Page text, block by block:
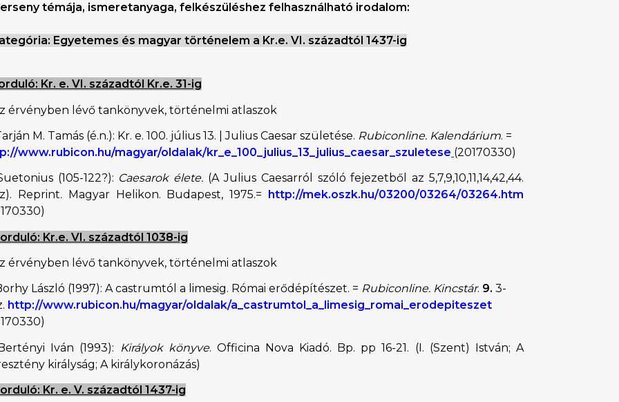
03. 2026. július 03.
témája, ismeretanyaga, felkészüléshez felhasználható irodalom:
Egyetemes és magyar történelem a Kr.e. VI. századtól 1437-ig
Kr. e. VI. századtól Kr.e. 31-ig
érvényben lévő tankönyvek, történelmi atlaszok
M. Tamás (é.n.): Kr. e. 100. július 13. | Julius Caesar születése. Rubiconline. Kalendárium. =
www.rubicon.hu/magyar/oldalak/kr_e_100_julius_13_julius_caesar_szuletese (20170330)
(105-122?): Caesarok élete. (A Julius Caesarról szóló fejezetből az 5,7,9,10,11,14,42,44.
Reprint. Magyar Helikon. Budapest, 1975.=
http://mek.oszk.hu/03200/03264/03264.htm
Kr.e. VI. századtól 1038-ig
érvényben lévő tankönyvek, történelmi atlaszok
László (1997): A castrumtól a limesig. Római erődépítészet. = Rubiconline. Kincstár. 9. 3-
http://www.rubicon.hu/magyar/oldalak/a_castrumtol_a_limesig_romai_erodepiteszet
Iván (1993):
Királyok könyve. Officina Nova Kiadó. Bp. pp 16-21. (I. (Szent) István; A
királyság; A királykoronázás)
Kr. e. V. századtól 1437-ig